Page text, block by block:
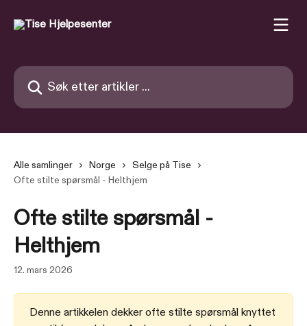
Søk etter artikler ...
Alle samlinger Norge
Selge på Tise
Ofte stilte spørsmål - Helthjem
Ofte stilte spørsmål -
Helthjem
12. mars 2026
Denne artikkelen dekker ofte stilte spørsmål knyttet